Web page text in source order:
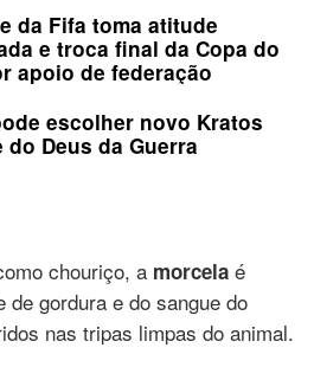
da Fifa toma atitude
e troca final da Copa do
apoio de federação
escolher novo Kratos
do Deus da Guerra
chouriço, a morcela é
gordura e do sangue do
nas tripas limpas do animal.